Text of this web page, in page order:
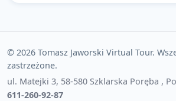
© 2026 Tomasz Jaworski Virtual Tour.
zastrzeżone.
ul. Matejki 3, 58-580 Szklarska Poręba ,
611-260-92-87